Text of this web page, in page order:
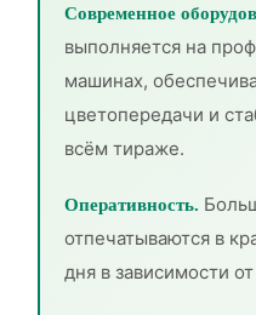
Современное
выполняется на
машинах,
цветопередачи и
всём тираже.
Оперативность.
отпечатываются в
дня в зависимости